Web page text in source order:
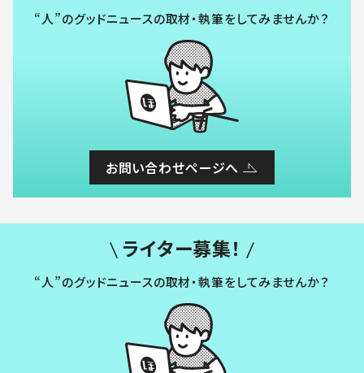
“人”のグッドニュースの取材・執筆をしてみませんか？
お問い合わせページへ
ライター募集！
“人”のグッドニュースの取材・執筆をしてみませんか？